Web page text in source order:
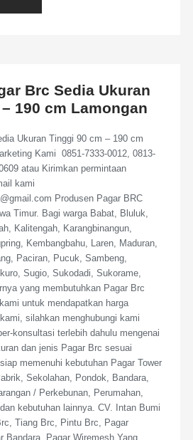
Brc Sedia Ukuran
190 cm Lamongan
Ukuran Tinggi 90 cm – 190 cm
Kami 0851-7333-0012, 0813-
atau Kirimkan permintaan
kami
Produsen Pagar BRC
Timur. Bagi warga Babat, Bluluk,
Kalitengah, Karangbinangun,
Kembangbahu, Laren, Maduran,
Paciran, Pucuk, Sambeng,
Sugio, Sukodadi, Sukorame,
yang membutuhkan Pagar Brc
untuk mendapatkan harga
silahkan menghubungi kami
konsultasi terlebih dahulu mengenai
dan jenis Pagar Brc sesuai
memenuhi kebutuhan Pagar Tower
Sekolahan, Pondok, Bandara,
/ Perkebunan, Perumahan,
kebutuhan lainnya. CV. Intan Bumi
Tiang Brc, Pintu Brc, Pagar
Bandara, Pagar Wiremesh Yang